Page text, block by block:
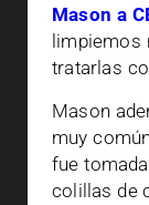
Mason a
limpiemos
tratarlas
Mason
muy
fue
colillas de